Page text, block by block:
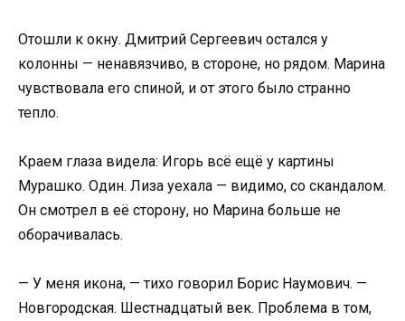
Отошли к окну. Дмитрий Сергеевич остался у
колонны — ненавязчиво, в стороне, но рядом. Марина
чувствовала его спиной, и от этого было странно
тепло.
Краем глаза видела: Игорь всё ещё у картины
Мурашко. Один. Лиза уехала — видимо, со скандалом.
Он смотрел в её сторону, но Марина больше не
оборачивалась.
— У меня икона, — тихо говорил Борис Наумович. —
Новгородская. Шестнадцатый век. Проблема в том,